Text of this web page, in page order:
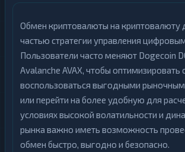
Обмен криптовалюты на криптовалюту
частью стратегии управления
Пользователи часто меняют Dogecoin
Avalanche AVAX, чтобы оптимизировать
воспользоваться выгодными
или перейти на более удобную для
условиях высокой волатильности и
рынка важно иметь возможность
обмен быстро, выгодно и безопасно.